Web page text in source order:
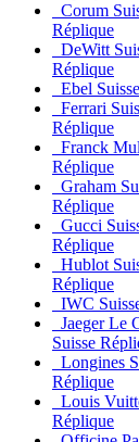
Corum
Réplique
DeWitt
Réplique
Ebel
Ferrari
Réplique
Franck
Réplique
Graham
Réplique
Gucci
Réplique
Hublot
Réplique
IWC
Jaeger Le
Suisse
Longines
Réplique
Louis
Réplique